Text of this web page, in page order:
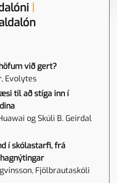
|
við gert?
Evolytes
til að stíga inn í
og Skúli B. Geirdal
í skólastarfi, frá
Fjölbrautaskóli